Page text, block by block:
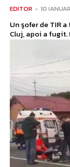
EDITOR - 10
Un şofer de TIR
Cluj, apoi a